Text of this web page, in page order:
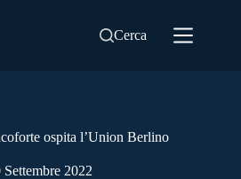
Cerca
ospita l’Union Berlino
Settembre 2022